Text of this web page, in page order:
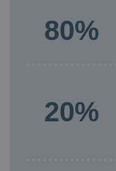
80%
20%